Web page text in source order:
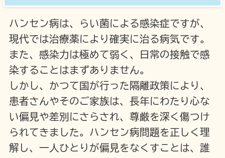
ハンセン病は、らい菌による感染症ですが、
現代では治療薬により確実に治る病気です。
また、感染力は極めて弱く、日常の接触で感
染することはまずありません。
しかし、かつて国が行った隔離政策により、
患者さんやそのご家族は、長年にわたり心な
い偏見や差別にさらされ、尊厳を深く傷つけ
られてきました。ハンセン病問題を正しく理
解し、一人ひとりが偏見をなくすことは、誰